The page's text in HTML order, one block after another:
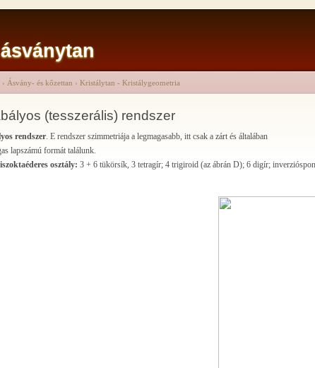
› Ásvány- és kőzettan › Kristálytan - Kristálygeometria
(tesszerális) rendszer
rendszer. E rendszer szimmetriája a legmagasabb, itt csak a zárt és általában
lapszámú formát találunk.
osztály: 3 + 6 tükörsík, 3 tetragír; 4 trigiroid (az ábrán D); 6 digír;